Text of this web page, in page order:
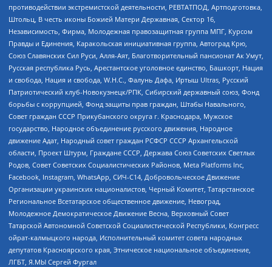
противодействии экстремистской деятельности, РЕВТАТПОД, Артподготовка,
Штольц, В честь иконы Божией Матери Державная, Сектор 16,
Независимость, Фирма, Молодежная правозащитная группа МПГ, Курсом
Правды и Единения, Каракольская инициативная группа, Автоград Крю,
Союз Славянских Сил Руси, Алля-Аят, Благотворительный пансионат Ак Умут,
Русская республика Русь, Арестантское уголовное единство, Башкорт, Нация
и свобода, Нация и свобода, W.H.С., Фалунь Дафа, Иртыш Ultras, Русский
Патриотический клуб-Новокузнецк/РПК, Сибирский державный союз, Фонд
борьбы с коррупцией, Фонд защиты прав граждан, Штабы Навального,
Совет граждан СССР Прикубанского округа г. Краснодара, Мужское
государство, Народное объединение русского движения, Народное
движение Адат, Народный совет граждан РСФСР СССР Архангельской
области, Проект Штурм, Граждане СССР, Держава Союз Советских Светлых
Родов, Совет Советских Социалистических Районов, Meta Platforms Inc,
Facebook, Instagram, WhatsApp, СИЧ-С14, Добровольческое Движение
Организации украинских националистов, Черный Комитет, Татарстанское
Региональное Всетатарское общественное движение, Невоград,
Молодежное Демократическое Движение Весна, Верховный Совет
Татарской Автономной Советской Социалистической Республики, Конгресс
ойрат-калмыцкого народа, Исполнительный комитет совета народных
депутатов Красноярского края, Этническое национальное объединение,
ЛГБТ, Я.МЫ Сергей Фургал